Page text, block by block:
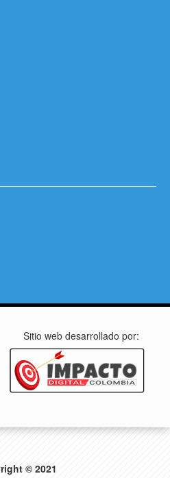
Sitio web desarrollado por:
© 2021